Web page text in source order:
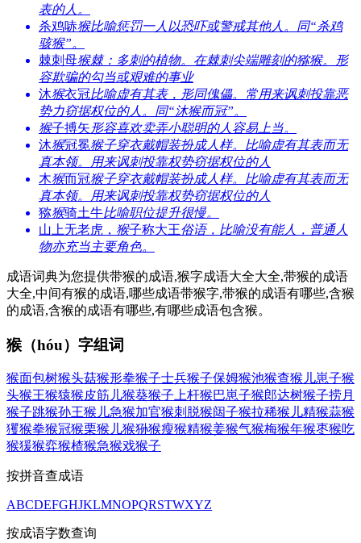
表的人。
杀鸡哧猴比喻惩罚一人以恐吓或警戒其他人。同“杀鸡
骇猴”。
棘刺母猴棘：多刺的植物。在棘刺尖端雕刻的猕猴。形
容欺骗的勾当或艰难的事业
沐猴衣冠比喻虚有其表，形同傀儡。常用来讽刺投靠恶
势力窃据权位的人。同“沐猴而冠”。
猴子搏矢形容喜欢卖弄小聪明的人容易上当。
沐猴冠冕猴子穿衣戴帽装扮成人样。比喻虚有其表而无
真本领。用来讽刺投靠权势窃据权位的人
木猴而冠猴子穿衣戴帽装扮成人样。比喻虚有其表而无
真本领。用来讽刺投靠权势窃据权位的人
猕猴骑土牛比喻职位提升很慢。
山上无老虎， 猴子称大王俗语，比喻没有能人，普通人
物亦充当主要角色。
成语词典为您提供带猴的成语,猴字成语大全大全,带猴的成语
大全,中间有猴的成语,哪些成语带猴字,带猴的成语有哪些,含猴
的成语,含猴的成语有哪些,有哪些成语包含猴。
猴（hóu）字组词
猴面包树猴头菇猴形拳猴子士兵猴子保姆猴池猴查猴儿崽子猴
头猴王猴猿猴皮筋儿猴葵猴子上杆猴巴崽子猴郎达树猴子捞月
猴子跳猴孙王猴儿急猴加官猴刺脱猴闼子猴拉稀猴儿精猴蒜猴
玃猴拳猴冠猴栗猴儿猴狲猴瘦猴精猴姜猴气猴梅猴年猴枣猴吃
猴猨猴弈猴楂猴急猴戏猴子
按拼音查成语
ABCDEFGHJKLMNOPQRSTWXYZ
按成语字数查询